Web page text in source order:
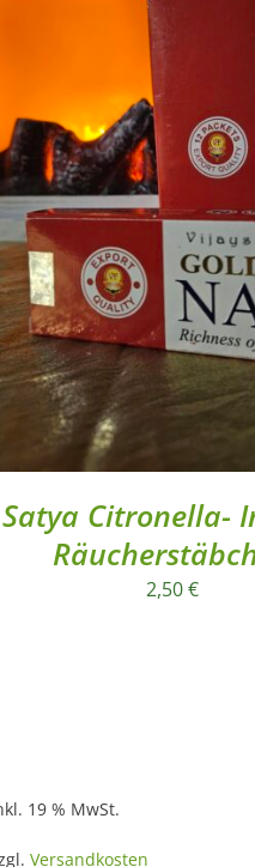
Satya Citronella-
2,50€
19 % MwSt.
Versandkosten